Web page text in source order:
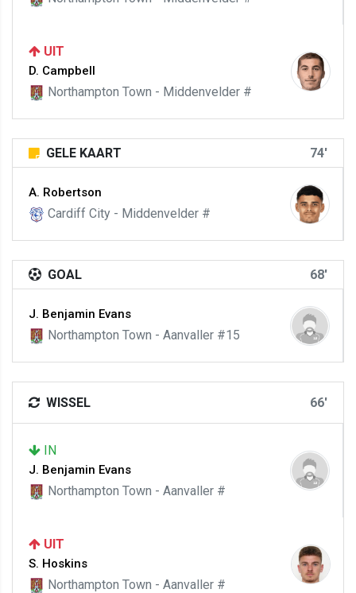
UIT
D. Campbell
Northampton Town - Middenvelder #
GELE KAART 74'
A. Robertson
Cardiff City - Middenvelder #
GOAL 68'
J. Benjamin Evans
Northampton Town - Aanvaller #15
WISSEL 66'
IN
J. Benjamin Evans
Northampton Town - Aanvaller #
UIT
S. Hoskins
Northampton Town - Aanvaller #